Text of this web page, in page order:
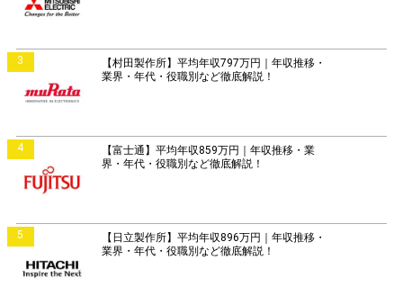
3
【村田製作所】平均年収797万円｜年収推移・
業界・年代・役職別など徹底解説！
4
【富士通】平均年収859万円｜年収推移・業
界・年代・役職別など徹底解説！
5
【日立製作所】平均年収896万円｜年収推移・
業界・年代・役職別など徹底解説！